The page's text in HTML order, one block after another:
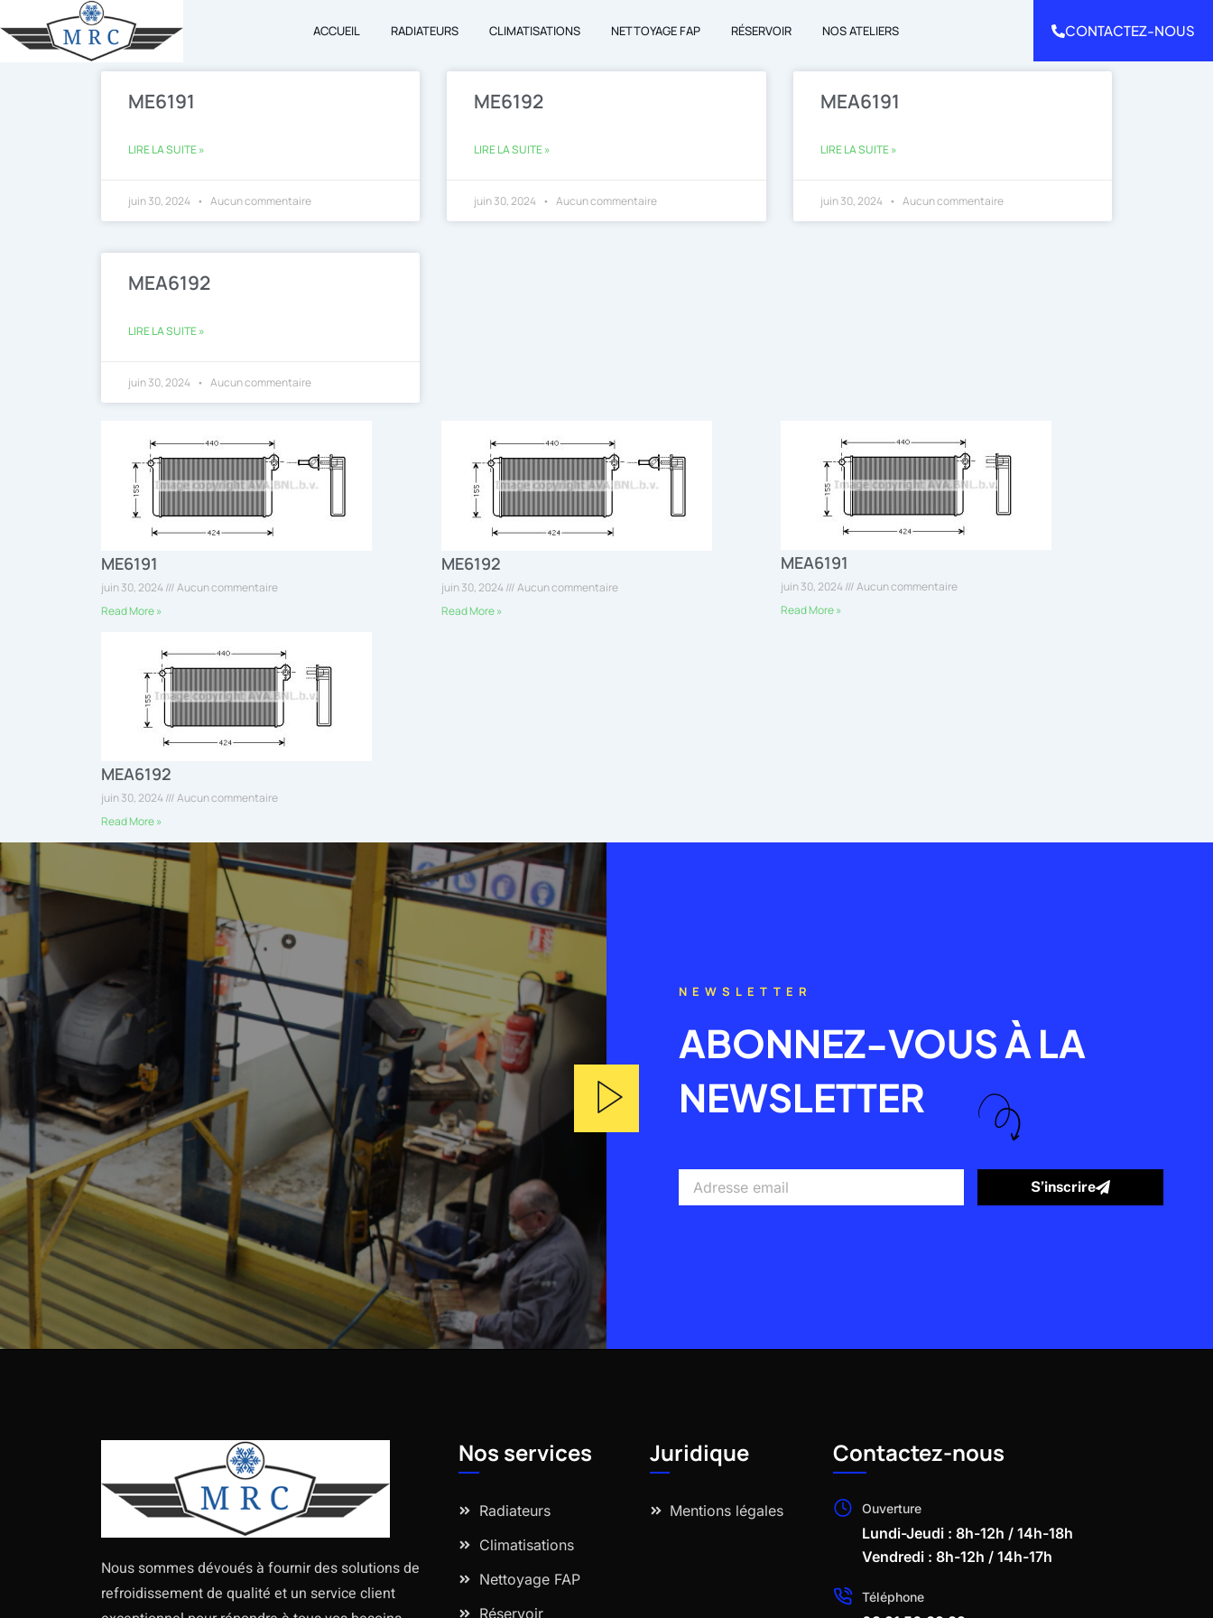
au
ACCUEIL RADIATEURS CLIMATISATIONS NETTOYAGE FAP RÉSERVOIR NOS ATELIERS CONTACTEZ-NOUS
ME6191
LIRE LA SUITE »
juin 30, 2024 Aucun commentaire
ME6192
LIRE LA SUITE »
juin 30, 2024 Aucun commentaire
MEA6191
LIRE LA SUITE »
juin 30, 2024 Aucun commentaire
MEA6192
LIRE LA SUITE »
juin 30, 2024 Aucun commentaire
ME6191
juin 30, 2024
Aucun commentaire
Read More »
ME6192
juin 30, 2024
Aucun commentaire
Read More »
MEA6191
juin 30, 2024
Aucun commentaire
Read More »
MEA6192
juin 30, 2024
Aucun commentaire
Read More »
NEWSLETTER
ABONNEZ-VOUS À LA
NEWSLETTER
email
S’inscrire
Nous sommes dévoués à fournir des solutions de
refroidissement de qualité et un service client
Nos services
Radiateurs
Climatisations
Nettoyage FAP
Réservoir
Juridique
Mentions légales
Contactez-nous
Ouverture
Lundi-Jeudi : 8h-12h / 14h-18h
Vendredi : 8h-12h / 14h-17h
Téléphone